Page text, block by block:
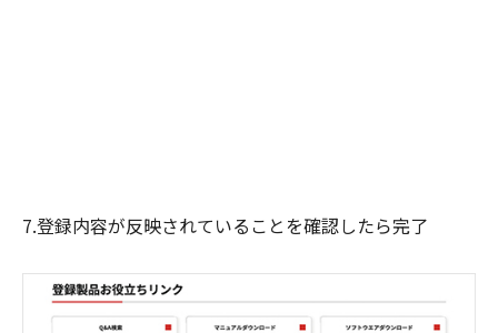
7.登録内容が反映されていることを確認したら完了